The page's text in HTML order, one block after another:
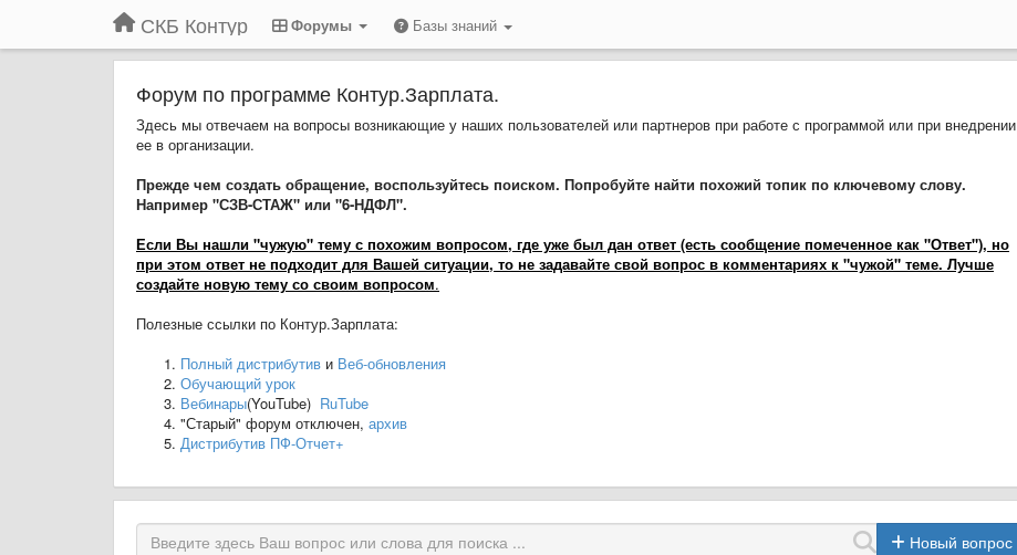
СКБ Контур Форумы Базы знаний
Форум по программе Контур.Зарплата.
Здесь мы отвечаем на вопросы возникающие у наших пользователей или партнеров при работе с программой или при внедрении
ее в организации.
Прежде чем создать обращение, воспользуйтесь поиском. Попробуйте найти похожий топик по ключевому слову.
Например "СЗВ-СТАЖ" или "6-НДФЛ".
Если Вы нашли "чужую" тему с похожим вопросом, где уже был дан ответ (есть сообщение помеченное как "Ответ"), но
при этом ответ не подходит для Вашей ситуации, то не задавайте свой вопрос в комментариях к "чужой" теме. Лучше
создайте новую тему со своим вопросом.
Полезные ссылки по Контур.Зарплата:
Полный дистрибутив и Веб-обновления
Обучающий урок
Вебинары(YouTube) RuTube
"Старый" форум отключен, архив
Дистрибутив ПФ-Отчет+
Новый вопрос